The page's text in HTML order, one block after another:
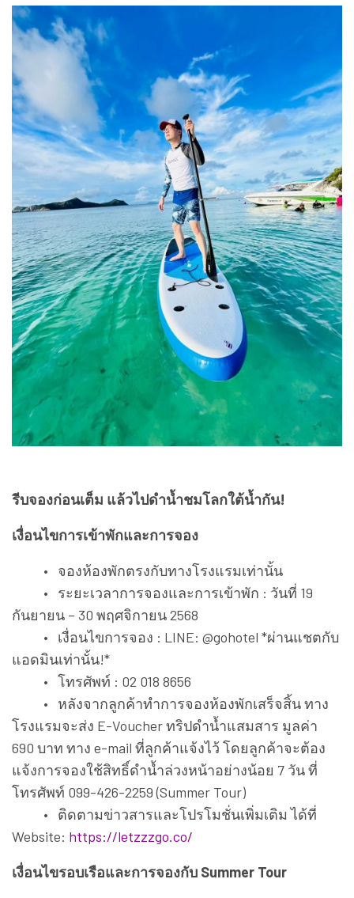
รีบจองก่อนเต็ม แล้วไปดำน้ำชมโลกใต้น้ำกัน!
เงื่อนไขการเข้าพักและการจอง
• จองห้องพักตรงกับทางโรงแรมเท่านั้น
• ระยะเวลาการจองและการเข้าพัก : วันที่ 19
กันยายน – 30 พฤศจิกายน 2568
• เงื่อนไขการจอง : LINE: @gohotel *ผ่านแชตกับ
แอดมินเท่านั้น!*
• โทรศัพท์ : 02 018 8656
• หลังจากลูกค้าทำการจองห้องพักเสร็จสิ้น ทาง
โรงแรมจะส่ง E-Voucher ทริปดำน้ำแสมสาร มูลค่า
690 บาท ทาง e-mail ที่ลูกค้าแจ้งไว้ โดยลูกค้าจะต้อง
แจ้งการจองใช้สิทธิ์ดำน้ำล่วงหน้าอย่างน้อย 7 วัน ที่
โทรศัพท์ 099-426-2259 (Summer Tour)
• ติดตามข่าวสารและโปรโมชั่นเพิ่มเติม ได้ที่
Website: https://letzzzgo.co/
เงื่อนไขรอบเรือและการจองกับ Summer Tour